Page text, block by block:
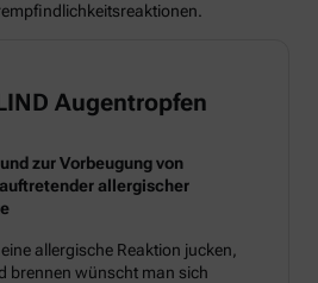
Augentropfen
zur Vorbeugung von
allergischer
allergische Reaktion jucken,
brennen wünscht man sich